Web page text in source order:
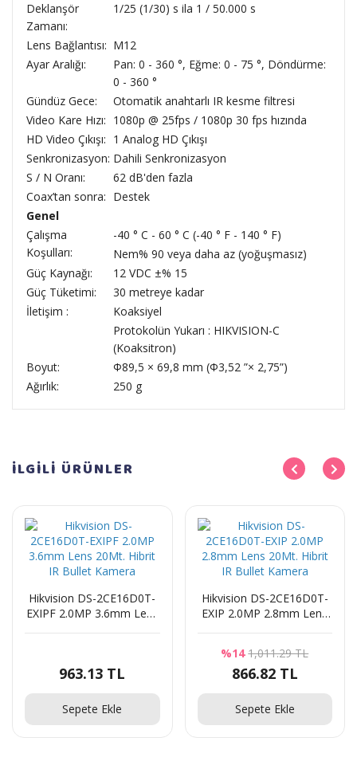
Deklanşör
Zamanı:
1/25 (1/30) s ila 1 / 50.000 s
Lens Bağlantısı: M12
Ayar Aralığı:
Pan: 0 - 360 °, Eğme: 0 - 75 °, Döndürme:
0 - 360 °
Gündüz Gece:
Otomatik anahtarlı IR kesme filtresi
Video Kare Hızı: 1080p @ 25fps / 1080p 30 fps hızında
HD Video Çıkışı: 1 Analog HD Çıkışı
Senkronizasyon: Dahili Senkronizasyon
S / N Oranı:
62 dB'den fazla
Coax’tan sonra: Destek
Genel
Çalışma
Koşulları:
-40 ° C - 60 ° C (-40 ° F - 140 ° F)
Nem% 90 veya daha az (yoğuşmasız)
Güç Kaynağı:
12 VDC ±% 15
Güç Tüketimi:
30 metreye kadar
İletişim :
Koaksiyel
Protokolün Yukarı : HIKVISION-C
(Koaksitron)
Boyut:
Φ89,5 × 69,8 mm (Φ3,52 ”× 2,75”)
Ağırlık:
250 g
İLGİLİ ÜRÜNLER
Hikvision DS-2CE16D0T-
EXIPF 2.0MP 3.6mm Lens
963.13 TL
Sepete Ekle
Hikvision DS-2CE16D0T-
EXIP 2.0MP 2.8mm Lens
%14 1,011.29 TL
866.82 TL
Sepete Ekle